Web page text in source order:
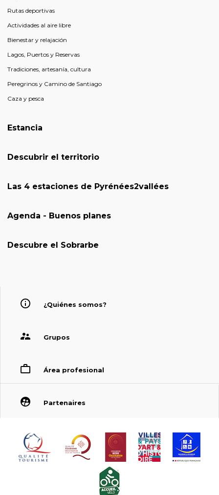
Rutas deportivas
Actividades al aire libre
Bienestar y relajación
Lagos, Puertos y Reservas
Tradiciones, artesanía, cultura
Peregrinos y Camino de Santiago
Caza y pesca
Estancia
Descubrir el territorio
Las 4 estaciones de Pyrénées2vallées
Agenda - Buenos planes
Descubre el Sobrarbe
¿Quiénes somos?
Grupos
Área profesional
Partenaires